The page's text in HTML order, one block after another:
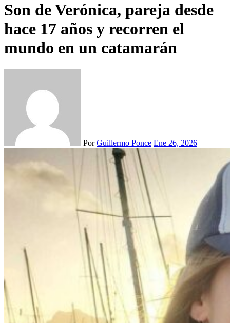
Son de Verónica, pareja desde
hace 17 años y recorren el
mundo en un catamarán
PorGuillermo Ponce Ene 26, 2026